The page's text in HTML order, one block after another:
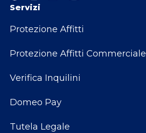
Servizi
Protezione Affitti
Protezione Affitti Commerciale
Verifica Inquilini
Domeo Pay
Tutela Legale